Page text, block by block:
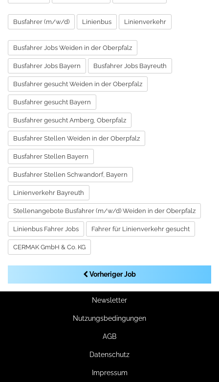
Busfahrer (m/w/d) Linienbus Linienverkehr
Busfahrer Jobs Weiden in der Oberpfalz
Busfahrer Jobs Bayern Busfahrer Jobs Bayreuth
Busfahrer gesucht Weiden in der Oberpfalz
Busfahrer gesucht Bayern
Busfahrer gesucht Amberg, Oberpfalz
Busfahrer Stellen Weiden in der Oberpfalz
Busfahrer Stellen Bayern
Busfahrer Stellen Schwandorf, Bayern
Linienverkehr Bayreuth
Stellenangebote Busfahrer (m/w/d) Weiden in der Oberpfalz
Linienbus Fahrer Jobs Fahrer für Linienverkehr gesucht
CERMAK GmbH & Co. KG
Vorheriger Job
Newsletter
Nutzungsbedingungen
AGB
Datenschutz
Impressum